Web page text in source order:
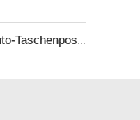
JCN-G2-2A-S Doppelstationen-Auto-Taschenpositionierer